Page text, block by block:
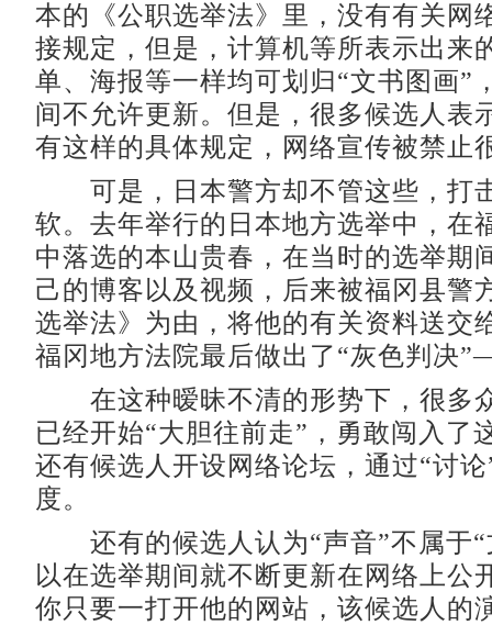
本的《公职选举法》里，没有有关网
接规定，但是，计算机等所表示出来
单、海报等一样均可划归“文书图画”
间不允许更新。但是，很多候选人表
有这样的具体规定，网络宣传被禁止
可是，日本警方却不管这些，打
软。去年举行的日本地方选举中，在
中落选的本山贵春，在当时的选举期
己的博客以及视频，后来被福冈县警
选举法》为由，将他的有关资料送交
福冈地方法院最后做出了“灰色判决
在这种暧昧不清的形势下，很多
已经开始“大胆往前走”，勇敢闯入了
还有候选人开设网络论坛，通过“讨
度。
还有的候选人认为“声音”不属于“
以在选举期间就不断更新在网络上公
你只要一打开他的网站，该候选人的